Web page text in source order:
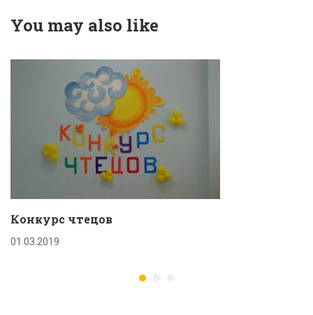
You may also like
Конкурс чтецов
01.03.2019